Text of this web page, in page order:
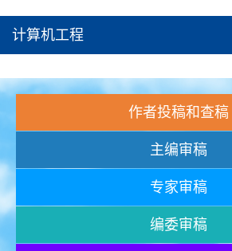
计算机工程
作者投稿和查稿
主编审稿
专家审稿
编委审稿